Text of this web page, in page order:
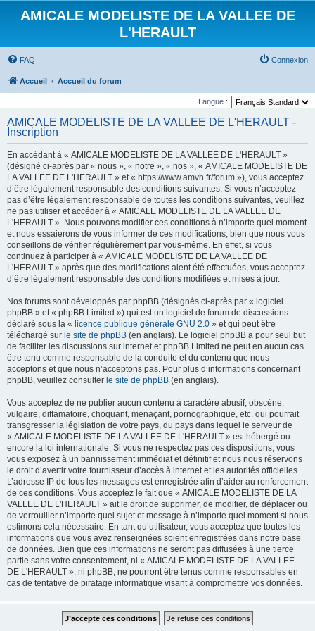
AMICALE MODELISTE DE LA VALLEE DE
L'HERAULT
FAQ Connexion
Accueil Accueil du forum
Langue :
AMICALE MODELISTE DE LA VALLEE DE L'HERAULT -
Inscription
En accédant à « AMICALE MODELISTE DE LA VALLEE DE L'HERAULT »
(désigné ci-après par « nous », « notre », « nos », « AMICALE MODELISTE DE
LA VALLEE DE L'HERAULT » et « https://www.amvh.fr/forum »), vous acceptez
d’être légalement responsable des conditions suivantes. Si vous n’acceptez
pas d’être légalement responsable de toutes les conditions suivantes, veuillez
ne pas utiliser et accéder à « AMICALE MODELISTE DE LA VALLEE DE
L'HERAULT ». Nous pouvons modifier ces conditions à n’importe quel moment
et nous essaierons de vous informer de ces modifications, bien que nous vous
conseillons de vérifier régulièrement par vous-même. En effet, si vous
continuez à participer à « AMICALE MODELISTE DE LA VALLEE DE
L'HERAULT » après que des modifications aient été effectuées, vous acceptez
d’être légalement responsable des conditions modifiées et mises à jour.
Nos forums sont développés par phpBB (désignés ci-après par « logiciel
phpBB » et « phpBB Limited ») qui est un logiciel de forum de discussions
déclaré sous la « licence publique générale GNU 2.0 » et qui peut être
téléchargé sur le site de phpBB (en anglais). Le logiciel phpBB a pour seul but
de faciliter les discussions sur internet et phpBB Limited ne peut en aucun cas
être tenu comme responsable de la conduite et du contenu que nous
acceptons et que nous n’acceptons pas. Pour plus d’informations concernant
phpBB, veuillez consulter le site de phpBB (en anglais).
Vous acceptez de ne publier aucun contenu à caractère abusif, obscène,
vulgaire, diffamatoire, choquant, menaçant, pornographique, etc. qui pourrait
transgresser la législation de votre pays, du pays dans lequel le serveur de
« AMICALE MODELISTE DE LA VALLEE DE L'HERAULT » est hébergé ou
encore la loi internationale. Si vous ne respectez pas ces dispositions, vous
vous exposez à un bannissement immédiat et définitif et nous nous réservons
le droit d’avertir votre fournisseur d’accès à internet et les autorités officielles.
L’adresse IP de tous les messages est enregistrée afin d’aider au renforcement
de ces conditions. Vous acceptez le fait que « AMICALE MODELISTE DE LA
VALLEE DE L'HERAULT » ait le droit de supprimer, de modifier, de déplacer ou
de verrouiller n’importe quel sujet et message à n’importe quel moment si nous
estimons cela nécessaire. En tant qu’utilisateur, vous acceptez que toutes les
informations que vous avez renseignées soient enregistrées dans notre base
de données. Bien que ces informations ne seront pas diffusées à une tierce
partie sans votre consentement, ni « AMICALE MODELISTE DE LA VALLEE
DE L'HERAULT », ni phpBB, ne pourront être tenus comme responsables en
cas de tentative de piratage informatique visant à compromettre vos données.